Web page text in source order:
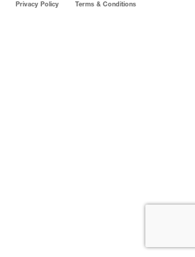
Privacy Policy Terms & Conditions